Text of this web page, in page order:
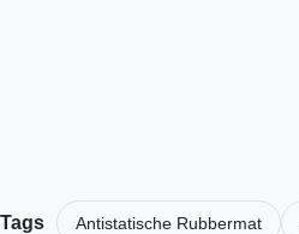
Tags Antistatische Rubbermat